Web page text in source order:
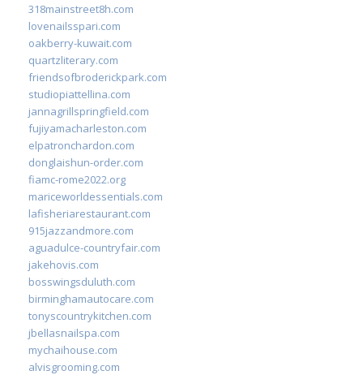
318mainstreet8h.com
lovenailsspari.com
oakberry-kuwait.com
quartzliterary.com
friendsofbroderickpark.com
studiopiattellina.com
jannagrillspringfield.com
fujiyamacharleston.com
elpatronchardon.com
donglaishun-order.com
fiamc-rome2022.org
mariceworldessentials.com
lafisheriarestaurant.com
915jazzandmore.com
aguadulce-countryfair.com
jakehovis.com
bosswingsduluth.com
birminghamautocare.com
tonyscountrykitchen.com
jbellasnailspa.com
mychaihouse.com
alvisgrooming.com